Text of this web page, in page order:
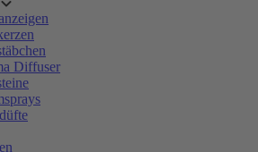
Diffuser